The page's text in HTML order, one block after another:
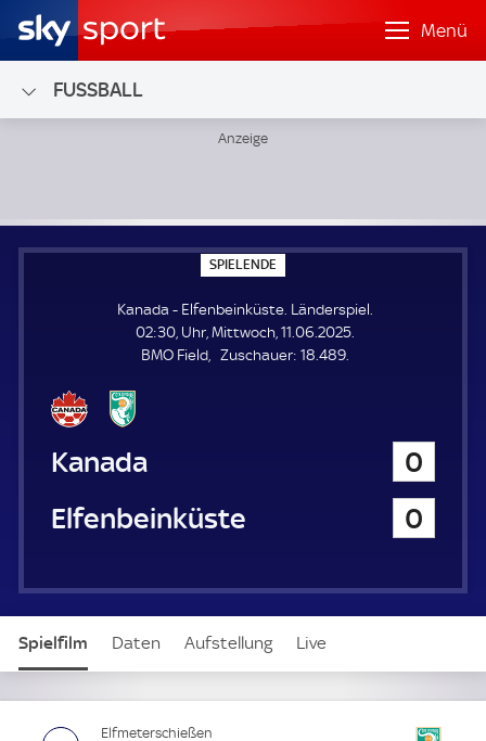
Menü
FUSSBALL
SPIELENDE
P
E
L
E
N
Kanada - Elfenbeinküste. Länderspiel.
02:30, Uhr, Mittwoch, 11.06.2025.
BMO Field
Zuschauer: Z
18.489.
Kanada
0
Elfenbeinküste
0
Spielfilm Daten Aufstellung Live
Elfmeterschießen